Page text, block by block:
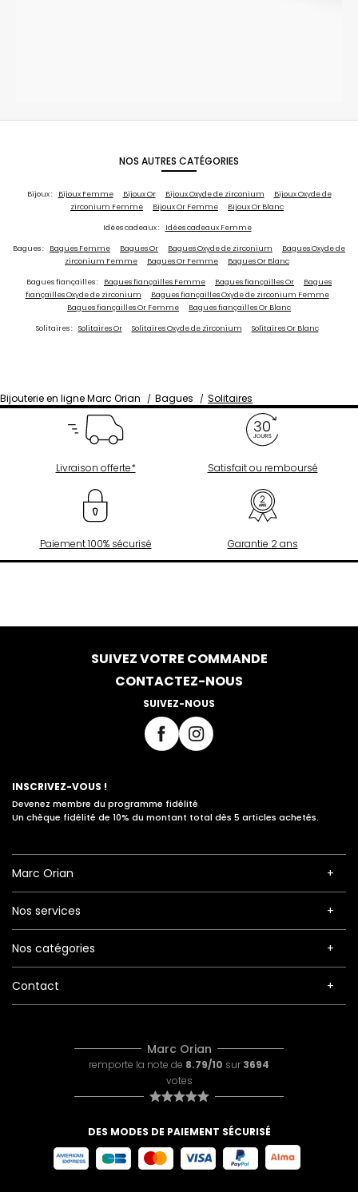
NOS AUTRES CATÉGORIES
Bijoux : Bijoux Femme Bijoux Or Bijoux Oxyde de zirconium
Bijoux Oxyde de
zirconium Femme
Bijoux Or Femme Bijoux Or Blanc
Idées cadeaux : Idées cadeaux Femme
Bagues : Bagues Femme Bagues Or Bagues Oxyde de zirconium
Bagues Oxyde de
zirconium Femme
Bagues Or Femme Bagues Or Blanc
Bagues fiançailles : Bagues fiançailles Femme Bagues fiançailles Or
Bagues
fiançailles Oxyde de zirconium
Bagues fiançailles Oxyde de zirconium Femme
Bagues fiançailles Or Femme
Bagues fiançailles Or Blanc
Solitaires : Solitaires Or Solitaires Oxyde de zirconium Solitaires Or Blanc
Bijouterie en ligne Marc Orian Bagues Solitaires
Livraison offerte* Satisfait ou remboursé
Paiement 100% sécurisé Garantie 2 ans
SUIVEZ VOTRE COMMANDE
CONTACTEZ-NOUS
SUIVEZ-NOUS
INSCRIVEZ-VOUS !
Devenez membre du programme fidélité
Un chèque fidélité de 10% du montant total dès 5 articles achetés.
Marc Orian
Nos services
Nos catégories
Contact
Marc Orian
remporte la note de 8.79/10 sur 3694
votes
DES MODES DE PAIEMENT SÉCURISÉ